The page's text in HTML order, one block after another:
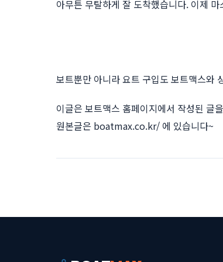
아무튼 무탈하게 잘 도착했습니다. 이제
보트뿐만 아니라 요트 구입도 보트맥스와
이글은 보트맥스 홈페이지에서 작성된 글
원본글은 boatmax.co.kr/ 에 있습니다~